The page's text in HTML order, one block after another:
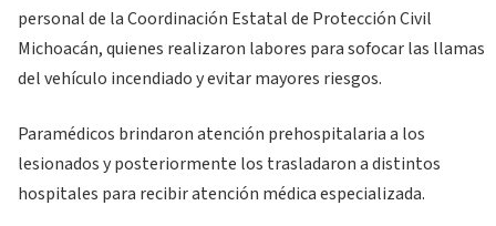
personal de la Coordinación Estatal de Protección Civil
Michoacán, quienes realizaron labores para sofocar las llamas
del vehículo incendiado y evitar mayores riesgos.
Paramédicos brindaron atención prehospitalaria a los
lesionados y posteriormente los trasladaron a distintos
hospitales para recibir atención médica especializada.